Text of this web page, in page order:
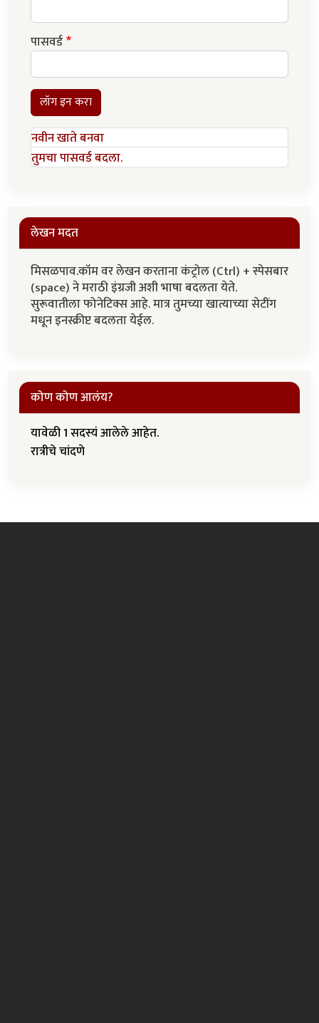
पासवर्ड
लॉग इन करा
नवीन खाते बनवा
तुमचा पासवर्ड बदला.
लेखन मदत
मिसळपाव.कॉम वर लेखन करताना कंट्रोल (Ctrl) + स्पेसबार
(space) ने मराठी इंग्रजी अशी भाषा बदलता येते.
सुरूवातीला फोनेटिक्स आहे. मात्र तुमच्या खात्याच्या सेटींग
मधून इनस्क्रीप्ट बदलता येईल.
कोण कोण आलंय?
यावेळी 1 सदस्यं आलेले आहेत.
रात्रीचे चांदणे